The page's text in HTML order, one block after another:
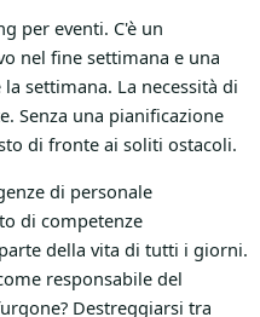
per eventi. C'è un
nel fine settimana e una
settimana. La necessità di
Senza una pianificazione
di fronte ai soliti ostacoli.
di personale
di competenze
della vita di tutti i giorni.
responsabile del
Destreggiarsi tra